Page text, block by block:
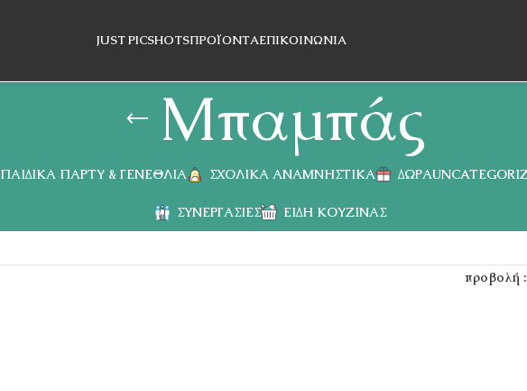
JUST PICSHOTSΠΡΟΪΌΝΤΑΕΠΙΚΟΙΝΩΝΊΑ
Μπαμπάς
ΠΑΙΔΙΚΆ ΠΆΡΤΥ & ΓΕΝΈΘΛΙΑ ΣΧΟΛΙΚΆ ΑΝΑΜΝΗΣΤΙΚΆ ΔΏΡΑ
ΣΥΝΕΡΓΑΣΊΕΣ
ΕΊΔΗ ΚΟΥΖΊΝΑΣ
προβολή